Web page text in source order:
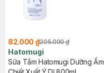
82.000 ₫205.000 ₫
Hatomugi
Sữa Tắm Hatomugi Dưỡng Ẩm